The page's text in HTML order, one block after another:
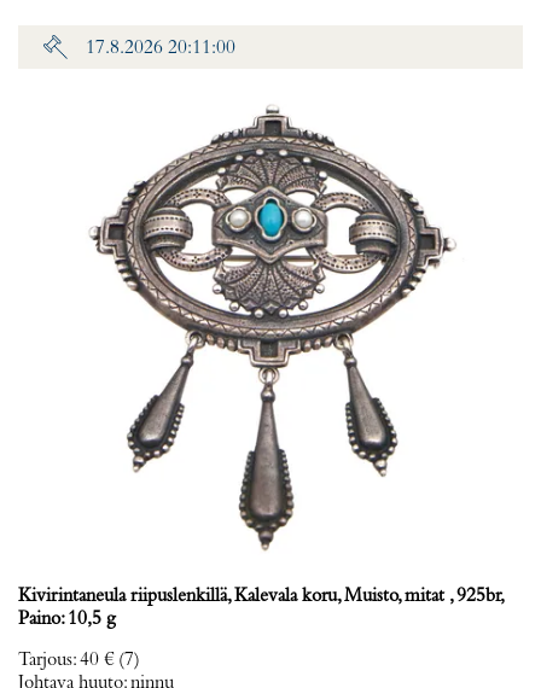
17.8.2026 20:11:00
Kivirintaneula riipuslenkillä, Kalevala koru, Muisto, mitat , 925br,
Paino: 10,5 g
Tarjous:40 € (7)
Johtava huuto:ninnu